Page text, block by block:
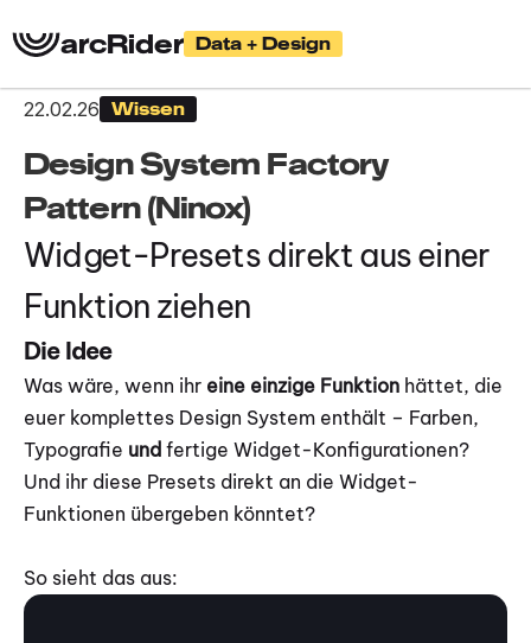
arcRider Data + Design
22.02.26 Wissen
Design System Factory
Pattern (Ninox)
Widget-Presets direkt aus einer
Funktion ziehen
Die Idee
Was wäre, wenn ihr eine einzige Funktion hättet, die
euer komplettes Design System enthält – Farben,
Typografie und fertige Widget-Konfigurationen?
Und ihr diese Presets direkt an die Widget-
Funktionen übergeben könntet?
So sieht das aus: